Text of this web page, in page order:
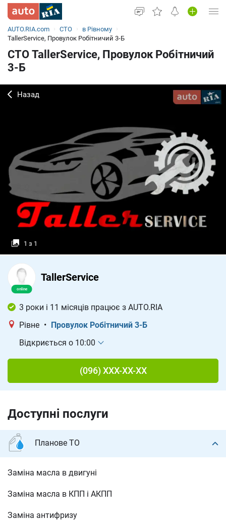
Увійти в кабінет
Вживані авто
Новини
AUTO.RIA.com СТО
в Рівному
TallerService, Провулок Робітничий 3-Б
СТО TallerService, Провулок Робітничий
3-Б
Назад
1 з 1
TallerService
3 роки і 11 місяців працює з AUTO.RIA
Рівне • Провулок Робітничий 3-Б
Відкриється о 10:00
(096) XXX-XX-XX
Доступні послуги
Планове ТО
Заміна масла в двигуні
Заміна масла в КПП і АКПП
Заміна антифризу